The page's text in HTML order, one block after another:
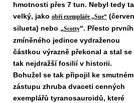
hmotnosti přes 7 tun. Nebyl tedy
velký, jako obří exempláře „Sue“
silueta) nebo „Scotty“. Přesto
zmíněného jedince vydraženou
částkou výrazně překonal a stal se
tak nejdražší fosilií v historii.
Bohužel se tak připojil ke
zástupu zhruba dvaceti cenných
exemplářů tyranosauroidů, které